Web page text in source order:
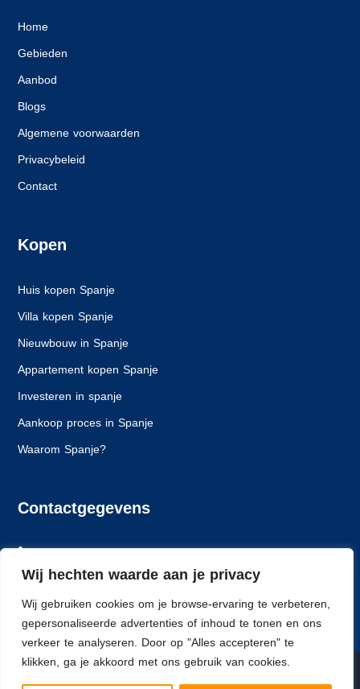
Wij hechten waarde aan je privacy
Wij gebruiken cookies om je browse-ervaring te verbeteren,
gepersonaliseerde advertenties of inhoud te tonen en ons
verkeer te analyseren. Door op "Alles accepteren" te
klikken, ga je akkoord met ons gebruik van cookies.
Home
Gebieden
Aanbod
Blogs
Algemene voorwaarden
Privacybeleid
Contact
Kopen
Huis kopen Spanje
Villa kopen Spanje
Nieuwbouw in Spanje
Appartement kopen Spanje
Investeren in spanje
Aankoop proces in Spanje
Waarom Spanje?
Contactgegevens
info@spaansewoning.nl
Dlorentzweg 14, 3208 LJ Spijkenisse